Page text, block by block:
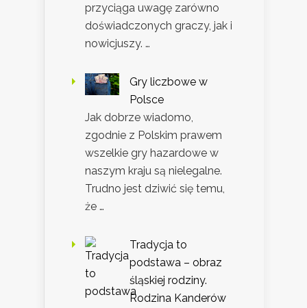
przyciąga uwagę zarówno
doświadczonych graczy, jak i
nowicjuszy. …
Gry liczbowe w
Polsce
Jak dobrze wiadomo,
zgodnie z Polskim prawem
wszelkie gry hazardowe w
naszym kraju są nielegalne.
Trudno jest dziwić się temu,
że …
Tradycja to
podstawa – obraz
śląskiej rodziny.
Rodzina Kanderów